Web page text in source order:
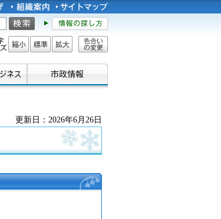
文字サイズ
縮小 標準 拡大
色合い
更新日：2026年6月26日